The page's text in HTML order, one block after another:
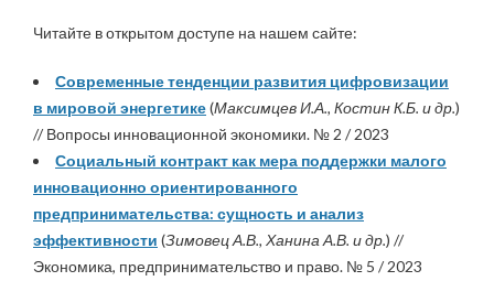
Читайте в открытом доступе на нашем сайте:
Современные тенденции развития цифровизации
в мировой энергетике(Максимцев И.А., Костин К.Б. и др.)
// Вопросы инновационной экономики. № 2 / 2023
Социальный контракт как мера поддержки малого
инновационно ориентированного
предпринимательства: сущность и анализ
эффективности (Зимовец А.В., Ханина А.В. и др.) //
Экономика, предпринимательство и право. № 5 / 2023